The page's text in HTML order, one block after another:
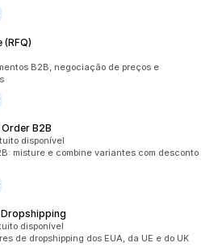
(RFQ)
B2B, negociação de preços e
B2B
disponível
misture e combine variantes com desconto
Dropshipping
disponível
de dropshipping dos EUA, da UE e do UK